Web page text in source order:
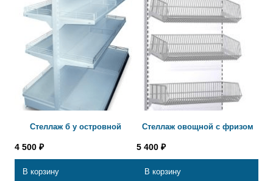
Стеллаж б у островной
4 500 ₽
В корзину
Стеллаж овощной с фризом
5 400 ₽
В корзину